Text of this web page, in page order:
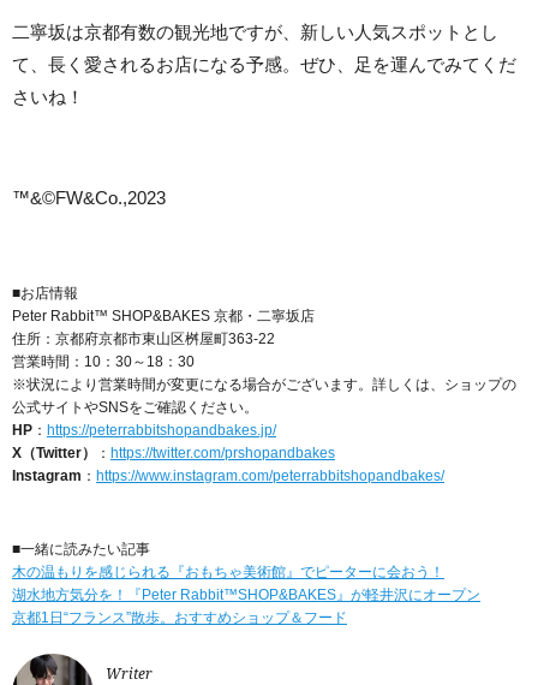
二寧坂は京都有数の観光地ですが、新しい人気スポットとし
て、長く愛されるお店になる予感。ぜひ、足を運んでみてくだ
さいね！
™&©FW&Co.,2023
■お店情報
Peter Rabbit™ SHOP&BAKES 京都・二寧坂店
住所：京都府京都市東山区桝屋町363-22
営業時間：10：30～18：30
※状況により営業時間が変更になる場合がございます。詳しくは、ショップの
公式サイトやSNSをご確認ください。
HP ： https://peterrabbitshopandbakes.jp/
X（Twitter）
： https://twitter.com/prshopandbakes
Instagram ： https://www.instagram.com/peterrabbitshopandbakes/
■一緒に読みたい記事
木の温もりを感じられる『おもちゃ美術館』でピーターに会おう！
湖水地方気分を！『Peter Rabbit™SHOP&BAKES』が軽井沢にオープン
京都1日“フランス”散歩。おすすめショップ＆フード
Writer